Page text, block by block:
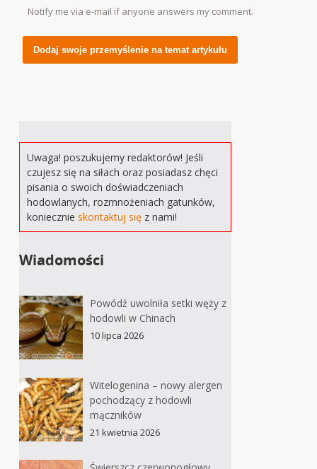
Notify me via e-mail if anyone answers my comment.
Uwaga! poszukujemy redaktorów! Jeśli
czujesz się na siłach oraz posiadasz chęci
pisania o swoich doświadczeniach
hodowlanych, rozmnożeniach gatunków,
koniecznieskontaktuj się z nami!
Wiadomości
Powódź uwolniła setki węży z
hodowli w Chinach
10 lipca 2026
Witelogenina – nowy alergen
pochodzący z hodowli
mączników
21 kwietnia 2026